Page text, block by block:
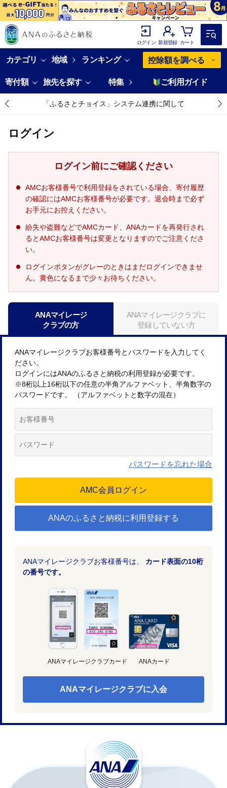
ログイン 新規登録 カート
カテゴリ 地域 ランキング 控除額を調べる
寄付額 旅先を探す 特集 ご利用ガイド
「ふるさとチョイス」システム連携に関して
ログイン
ログイン前にご確認ください
AMCお客様番号で利用登録をされている場合、寄付履歴
の確認にはAMCお客様番号が必要です。退会時まで必ず
お手元にお控えください。
紛失や盗難などでAMCカード、ANAカードを再発行され
るとAMCお客様番号は変更となりますのでご注意くださ
い。
ログインボタンがグレーのときはまだログインできませ
ん。黄色になるまで少々お待ちください。
ANAマイレージ
クラブの方
ANAマイレージクラブに
登録していない方
ANAマイレージクラブお客様番号とパスワードを入力してく
ださい。
ログインにはANAのふるさと納税の利用登録が必要です。
※8桁以上16桁以下の任意の半角アルファベット、半角数字の
パスワードです。 （アルファベットと数字の混在）
パスワードを忘れた場合
ANAのふるさと納税に利用登録する
ANAマイレージクラブお客様番号は、 カード表面の10桁
の番号です。
ANAマイレージクラブカード ANAカード
ANAマイレージクラブに入会